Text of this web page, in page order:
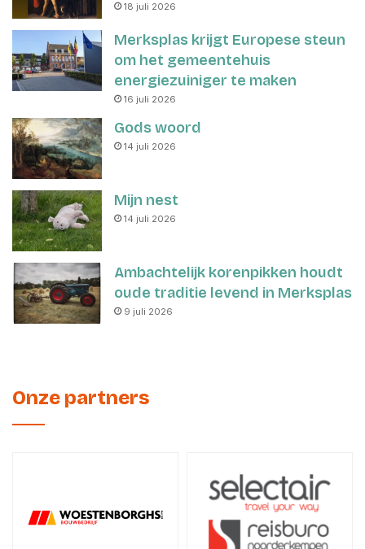
18 juli 2026
Merksplas krijgt Europese steun
om het gemeentehuis
energiezuiniger te maken
16 juli 2026
Gods woord
14 juli 2026
Mijn nest
14 juli 2026
Ambachtelijk korenpikken houdt
oude traditie levend in Merksplas
9 juli 2026
Onze partners